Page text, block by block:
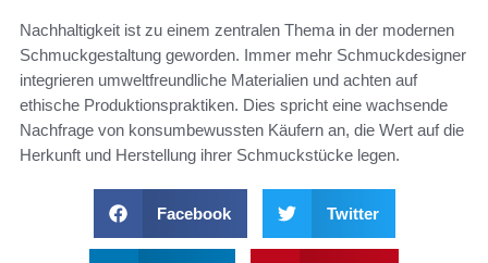
Nachhaltigkeit ist zu einem zentralen Thema in der modernen
Schmuckgestaltung geworden. Immer mehr Schmuckdesigner
integrieren umweltfreundliche Materialien und achten auf
ethische Produktionspraktiken. Dies spricht eine wachsende
Nachfrage von konsumbewussten Käufern an, die Wert auf die
Herkunft und Herstellung ihrer Schmuckstücke legen.
Facebook Twitter